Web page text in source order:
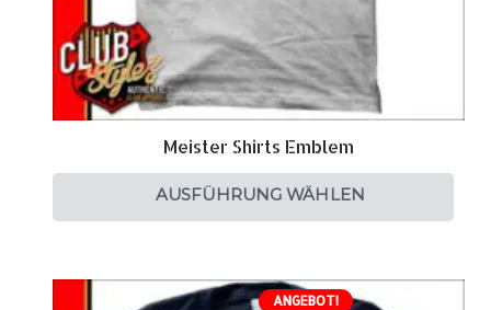
Meister Shirts Emblem
AUSFÜHRUNG WÄHLEN
ANGEBOT!